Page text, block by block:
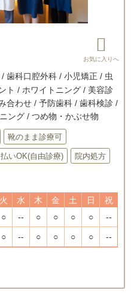
歯科口腔外科 / 小児矯正 / 虫
ト / ホワイトニング / 美容診
合わせ / 予防歯科 / 歯科検診 /
ング / つめ物・かぶせ物
靴のまま診療可
いOK(自由診療) 院内処方
火 水 木 金 土 日
祝
○ -- ○ ○ ○ ○ --
○ -- ○ ○ ○ ○ --